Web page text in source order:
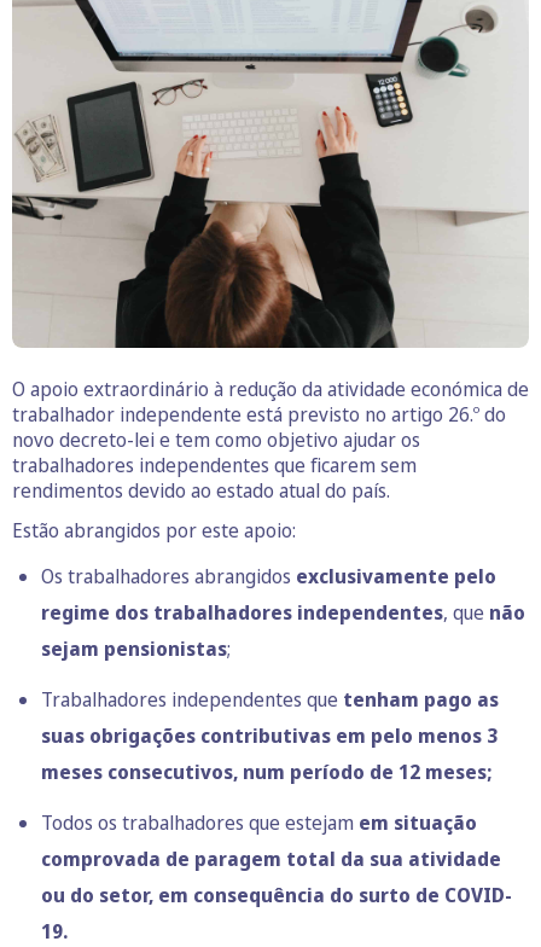
O apoio extraordinário à redução da atividade económica de
trabalhador independente está previsto no artigo 26.º do
novo decreto-lei e tem como objetivo ajudar os
trabalhadores independentes que ficarem sem
rendimentos devido ao estado atual do país.
Estão abrangidos por este apoio:
Os trabalhadores abrangidos exclusivamente pelo
regime dos trabalhadores independentes, que não
sejam pensionistas;
Trabalhadores independentes que tenham pago as
suas obrigações contributivas em pelo menos 3
meses consecutivos, num período de 12 meses;
Todos os trabalhadores que estejam em situação
comprovada de paragem total da sua atividade
ou do setor, em consequência do surto de COVID-
19.